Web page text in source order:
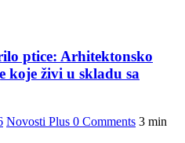
ptice: Arhitektonsko
koje živi u skladu sa
Novosti Plus 0 Comments 3 min